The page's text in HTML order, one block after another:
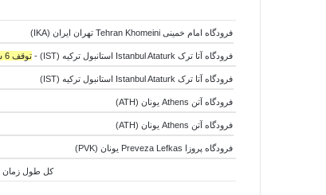
فرودگاه امام خمینی Tehran Khomeini تهران ایران (IKA)
فرودگاه آتا ترک Istanbul Ataturk استانبول ترکیه (IST) -
توقف 6 ساعته
فرودگاه آتا ترک Istanbul Ataturk استانبول ترکیه (IST)
فرودگاه آتن Athens یونان (ATH)
فرودگاه آتن Athens یونان (ATH)
فرودگاه پروزا Preveza Lefkas یونان (PVK)
کل طول زمان پرواز در هوا:5 ساعت و 55 دقیقه - کل طول زمان جابجایی